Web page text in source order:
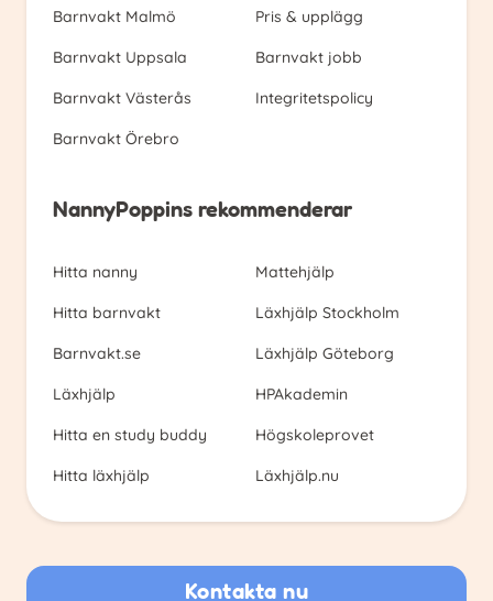
Barnvakt Malmö
Barnvakt Uppsala
Barnvakt Västerås
Barnvakt Örebro
Pris & upplägg
Barnvakt jobb
Integritetspolicy
NannyPoppins rekommenderar
Hitta nanny
Hitta barnvakt
Barnvakt.se
Läxhjälp
Hitta en study buddy
Hitta läxhjälp
Mattehjälp
Läxhjälp Stockholm
Läxhjälp Göteborg
HPAkademin
Högskoleprovet
Läxhjälp.nu
Kontakta nu